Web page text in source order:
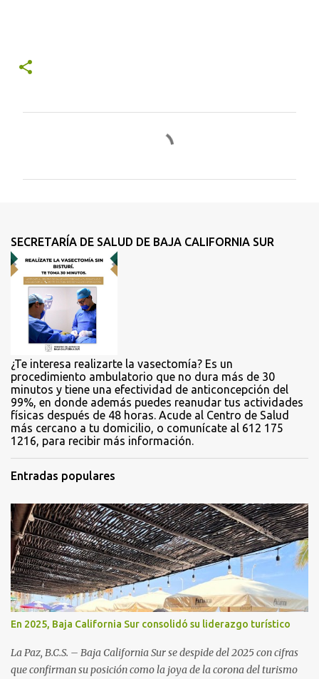
t
r
o
SECRETARÍA DE SALUD DE BAJA CALIFORNIA SUR
¿Te interesa realizarte la vasectomía? Es un
procedimiento ambulatorio que no dura más de 30
minutos y tiene una efectividad de anticoncepción del
99%, en donde además puedes reanudar tus actividades
físicas después de 48 horas. Acude al Centro de Salud
más cercano a tu domicilio, o comunícate al 612 175
1216, para recibir más información.
Entradas populares
En 2025, Baja California Sur consolidó su liderazgo turístico
La Paz, B.C.S. – Baja California Sur se despide del 2025 con cifras
que confirman su posición como la joya de la corona del turismo